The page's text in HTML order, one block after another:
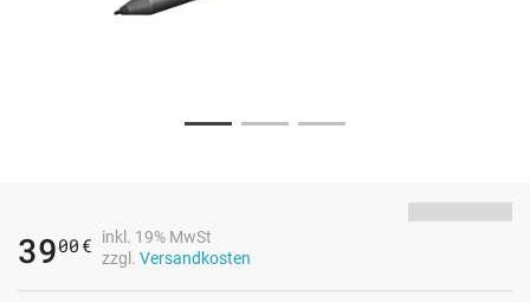
3900 €
inkl. 19% MwSt
zzgl. Versandkosten